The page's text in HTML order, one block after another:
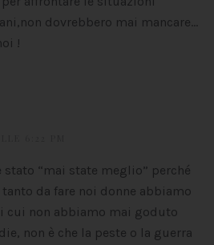
dovrebbero mai mancare…
!
“mai state meglio” perché
da fare noi donne abbiamo
cui non abbiamo mai goduto
non è che la peste o la guerra